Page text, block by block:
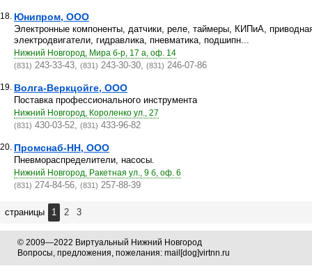
18. Юнипром, ООО
Электронные компоненты, датчики, реле, таймеры, КИПиА,
электродвигатели, гидравлика, пневматика, подшипн...
Нижний Новгород, Мира б-р, 17 а, оф. 14
(831) 243-33-43, (831) 243-30-30, (831) 246-07-86
19. Волга-Веркцойге, ООО
Поставка профессионального инструмента
Нижний Новгород, Короленко ул., 27
(831) 430-03-52, (831) 433-96-82
20. Промснаб-НН, ООО
Пневмораспределители, насосы.
Нижний Новгород, Ракетная ул., 9 б, оф. 6
(831) 274-84-56, (831) 257-88-39
страницы 1 2 3
© 2009—2022 Виртуальный Нижний Новгород
Вопросы, предложения, пожелания: mail[dog]virtnn.ru